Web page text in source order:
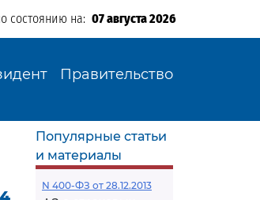
состоянию на: 07 августа 2026
Правительство
Популярные статьи
и материалы
N 400-ФЗ от 28.12.2013